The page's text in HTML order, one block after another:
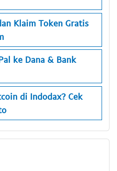
Klaim Token Gratis
ke Dana & Bank
di Indodax? Cek